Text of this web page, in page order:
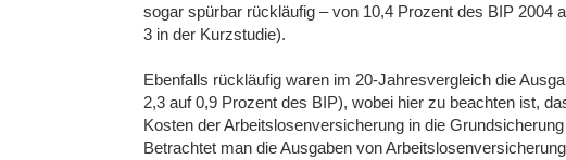
sogar spürbar rückläufig – von 10,4 Prozent des BIP 2004
3 in der Kurzstudie).
Ebenfalls rückläufig waren im 20-Jahresvergleich die
2,3 auf 0,9 Prozent des BIP), wobei hier zu beachten ist,
Kosten der Arbeitslosenversicherung in die
Betrachtet man die Ausgaben von